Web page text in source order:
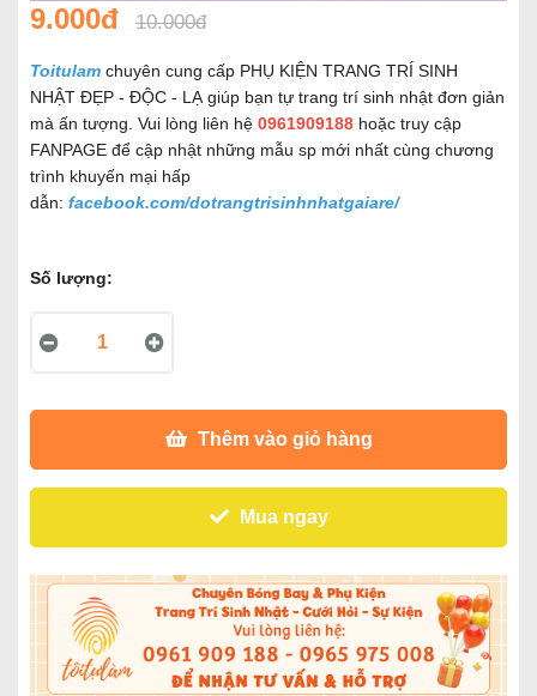
9.000đ 10.000đ
Toitulam chuyên cung cấp PHỤ KIỆN TRANG TRÍ SINH
NHẬT ĐẸP - ĐỘC - LẠ giúp bạn tự trang trí sinh nhật đơn giản
mà ấn tượng. Vui lòng liên hệ 0961909188 hoặc truy cập
FANPAGE để cập nhật những mẫu sp mới nhất cùng chương
trình khuyến mại hấp
dẫn: facebook.com/dotrangtrisinhnhatgaiare/
Số lượng:
Thêm vào giỏ hàng
Mua ngay